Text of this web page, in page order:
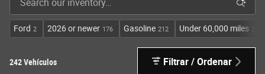
Ford 2 2026 or newer 176 Gasoline 212 Under 60,000 miles
242 Vehículos Filtrar / Ordenar